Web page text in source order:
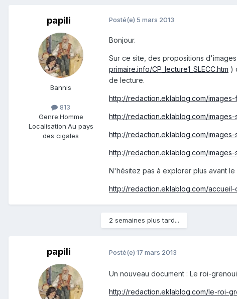
papili
Bannis
813
Genre:Homme
Localisation:Au pays
des cigales
Posté(e) 5 mars 2013
Bonjour.
Sur ce site, des propositions
primaire.info/CP_lecture1_SLECC.htm )
de lecture.
http://redaction.eklablog.com/
http://redaction.eklablog.com/
http://redaction.eklablog.com/
http://redaction.eklablog.com/
N'hésitez pas à explorer plus avant le
http://redaction.eklablog.com/accueil-
2 semaines plus tard...
papili Posté(e) 17 mars 2013
Un nouveau document : Le roi-
http://redaction.eklablog.com/le-roi-